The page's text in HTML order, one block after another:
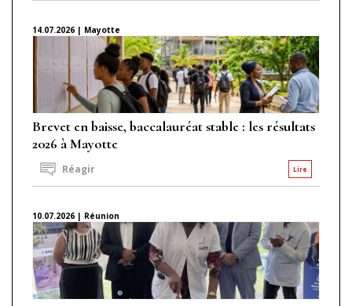
14.07.2026 | Mayotte
Brevet en baisse, baccalauréat stable : les résultats
2026 à Mayotte
Lire
Réagir
10.07.2026 | Réunion